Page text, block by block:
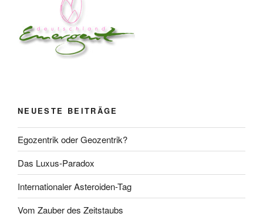
NEUESTE BEITRÄGE
Egozentrik oder Geozentrik?
Das Luxus-Paradox
Internationaler Asteroiden-Tag
Vom Zauber des Zeitstaubs